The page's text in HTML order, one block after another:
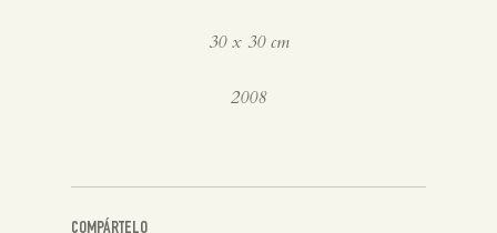
30 x 30 cm
2008